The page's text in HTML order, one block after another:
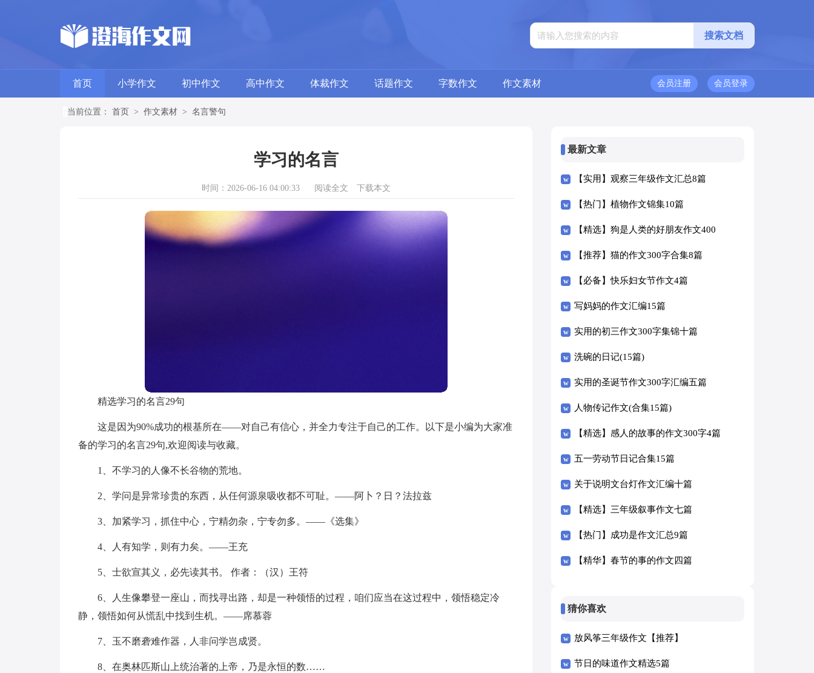
首页 小学作文 初中作文 高中作文 体裁作文 话题作文 字数作文 作文素材 会员登录
会员注册
当前位置： 首页 > 作文素材 > 名言警句
学习的名言
时间：2026-06-16 04:00:33 阅读全文 下载本文
精选学习的名言29句
这是因为90%成功的根基所在——对自己有信心，并全力专注于自己的工作。以下是小编为大家准
备的学习的名言29句,欢迎阅读与收藏。
1、不学习的人像不长谷物的荒地。
2、学问是异常珍贵的东西，从任何源泉吸收都不可耻。――阿卜？日？法拉兹
3、加紧学习，抓住中心，宁精勿杂，宁专勿多。——《选集》
4、人有知学，则有力矣。——王充
5、士欲宣其义，必先读其书。 作者：（汉）王符
6、人生像攀登一座山，而找寻出路，却是一种领悟的过程，咱们应当在这过程中，领悟稳定冷
静，领悟如何从慌乱中找到生机。——席慕蓉
7、玉不磨砻难作器，人非问学岂成贤。
8、在奥林匹斯山上统治著的上帝，乃是永恒的数……
最新文章
【实用】观察三年级作文汇总8篇
【热门】植物作文锦集10篇
【精选】狗是人类的好朋友作文400
字四篇
【推荐】猫的作文300字合集8篇
【必备】快乐妇女节作文4篇
写妈妈的作文汇编15篇
实用的初三作文300字集锦十篇
洗碗的日记(15篇)
实用的圣诞节作文300字汇编五篇
人物传记作文(合集15篇)
【精选】感人的故事的作文300字4篇
五一劳动节日记合集15篇
关于说明文台灯作文汇编十篇
【精选】三年级叙事作文七篇
【热门】成功是作文汇总9篇
【精华】春节的事的作文四篇
猜你喜欢
放风筝三年级作文【推荐】
节日的味道作文精选5篇